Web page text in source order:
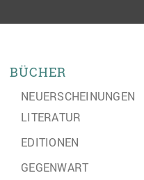
BÜCHER
NEUERSCHEINUNGEN
LITERATUR
EDITIONEN
GEGENWART